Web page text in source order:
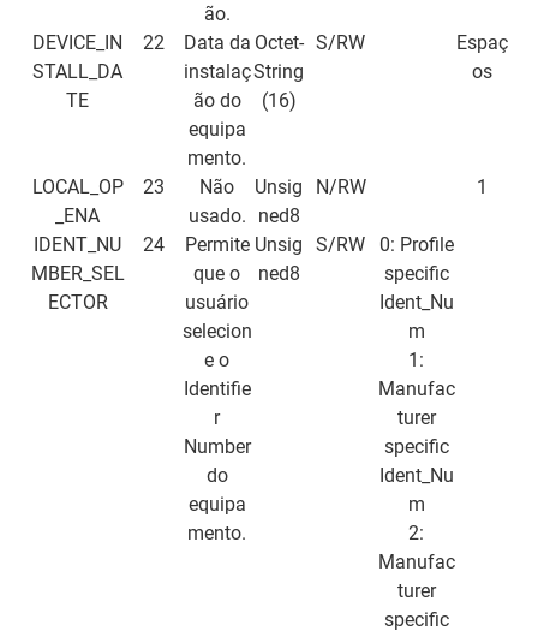
ão.
DEVICE_IN
STALL_DA
TE
22
Data da
instalaç
ão do
equipa
mento.
Octet-
String
(16)
S/RW
Espaç
os
LOCAL_OP
_ENA
23
Não
usado.
Unsig
ned8
N/RW 1
IDENT_NU
MBER_SEL
ECTOR
24
Permite
que o
usuário
selecion
e o
Identifie
r
Number
do
equipa
mento.
Unsig
ned8
S/RW
0: Profile
specific
Ident_Nu
m
1:
Manufac
turer
specific
Ident_Nu
m
2:
Manufac
turer
specific